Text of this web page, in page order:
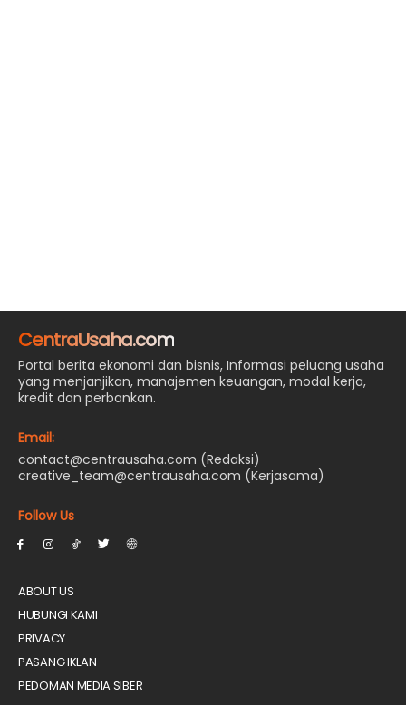
CentraUsaha.com
Portal berita ekonomi dan bisnis, Informasi peluang usaha
yang menjanjikan, manajemen keuangan, modal kerja,
kredit dan perbankan.
Email:
contact@centrausaha.com (Redaksi)
creative_team@centrausaha.com (Kerjasama)
Follow Us
ABOUT US
HUBUNGI KAMI
PRIVACY
PASANG IKLAN
PEDOMAN MEDIA SIBER